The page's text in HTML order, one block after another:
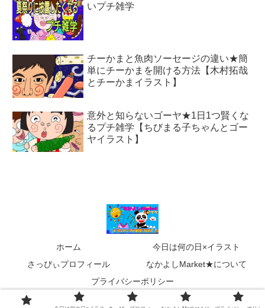
いプチ雑学
チーかまと魚肉ソーセージの違い★簡
単にチーかまを開ける方法【木村拓哉
とチーかまイラスト】
意外と知らないゴーヤ★1日1つ賢くな
るプチ雑学【ちびまる子ちゃんとゴー
ヤイラスト】
ホーム
今日は何の日×イラスト
さっぴぃプロフィール
なかよしMarket★について
プライバシーポリシー
Copyright © 2020 なかよしMarket－なかマケ－ All Rights Reserved.